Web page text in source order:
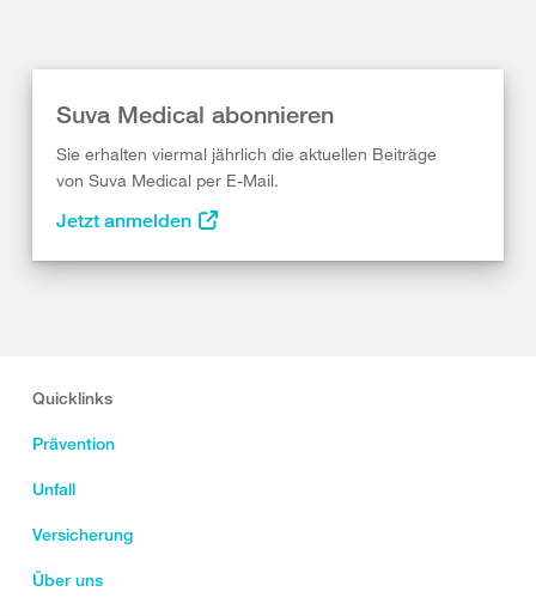
Suva Medical abonnieren
Sie erhalten viermal jährlich die aktuellen Beiträge
von Suva Medical per E-Mail.
Jetzt anmelden
Quicklinks
Prävention
Unfall
Versicherung
Über uns